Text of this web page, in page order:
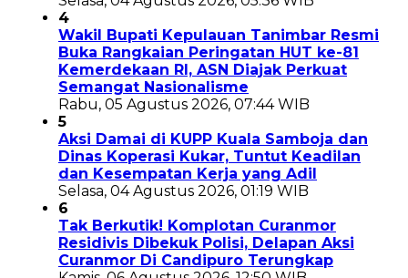
4
Wakil Bupati Kepulauan Tanimbar Resmi
Buka Rangkaian Peringatan HUT ke-81
Kemerdekaan RI, ASN Diajak Perkuat
Semangat Nasionalisme
Rabu, 05 Agustus 2026, 07:44 WIB
5
Aksi Damai di KUPP Kuala Samboja dan
Dinas Koperasi Kukar, Tuntut Keadilan
dan Kesempatan Kerja yang Adil
Selasa, 04 Agustus 2026, 01:19 WIB
6
Tak Berkutik! Komplotan Curanmor
Residivis Dibekuk Polisi, Delapan Aksi
Curanmor Di Candipuro Terungkap